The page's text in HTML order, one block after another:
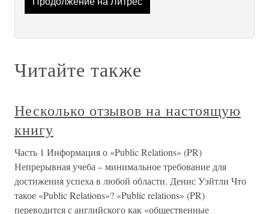
Читайте также
Несколько отзывов на настоящую
книгу
Часть 1 Информация о «Public Relations» (PR)
Непрерывная учеба – минимальное требование для
достижения успеха в любой области. Денис Уэйтли Что
такое «Public Relations»? «Public relations» (PR)
переводится с английского как «общественные